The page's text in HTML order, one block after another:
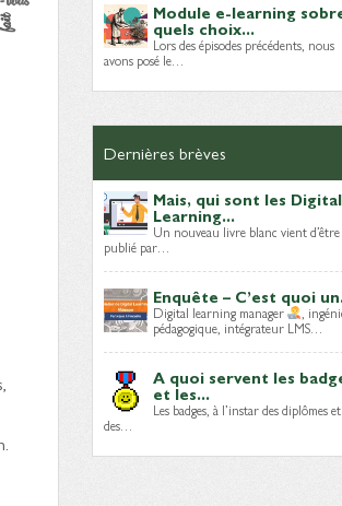
Module e-learning
quels choix...
Lors des épisodes précédents, nous
avons posé le…
Dernières brèves
Mais, qui sont les Digital
Learning...
Un nouveau livre blanc vient d’être
publié par…
Enquête – C’est quoi
Digital learning manager ,
pédagogique, intégrateur LMS…
A quoi servent les
et les...
Les badges, à l’instar des diplômes et
des…